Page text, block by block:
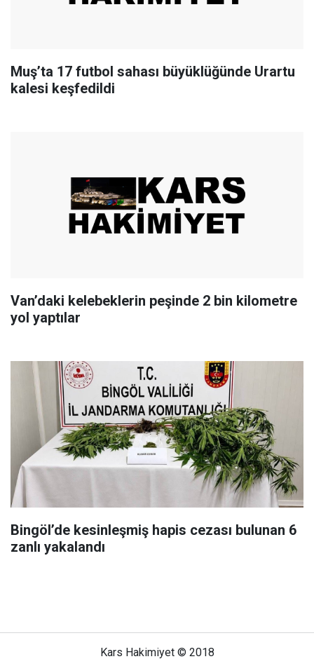
Muş’ta 17 futbol sahası büyüklüğünde Urartu
kalesi keşfedildi
Van’daki kelebeklerin peşinde 2 bin kilometre
yol yaptılar
Bingöl’de kesinleşmiş hapis cezası bulunan 6
zanlı yakalandı
Kars Hakimiyet © 2018